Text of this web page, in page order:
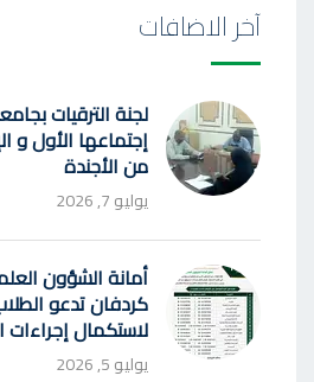
آخر الاضافات
لجنة الترقيات
إجتماعها الأول و
من الأجندة
يوليو 7, 2026
أمانة الشؤون
كردفان تدعو
لاستكمال
يوليو 5, 2026